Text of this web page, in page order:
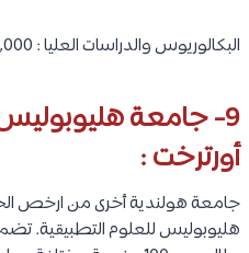
البكالوريوس والدراسات العليا : 5,000 دولار.
9- جامعة هليوبوليس
أورترخت :
جامعة هولندية أخرى من ارخص